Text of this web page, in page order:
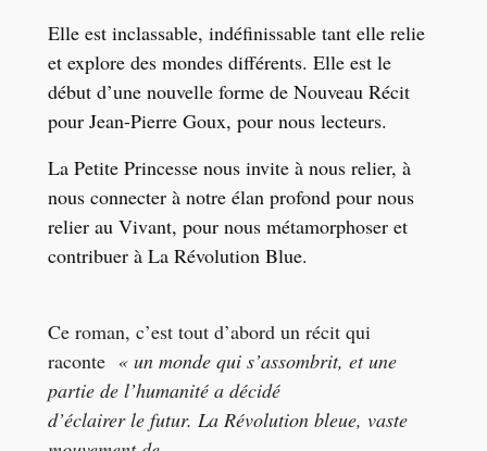
Elle est inclassable, indéfinissable tant elle relie
et explore des mondes différents. Elle est le
début d’une nouvelle forme de Nouveau Récit
pour Jean-Pierre Goux, pour nous lecteurs.
La Petite Princesse nous invite à nous relier, à
nous connecter à notre élan profond pour nous
relier au Vivant, pour nous métamorphoser et
contribuer à La Révolution Blue.
Ce roman, c’est tout d’abord un récit qui
raconte« un monde qui s’assombrit, et une
partie de l’humanité a décidé
d’éclairer le futur. La Révolution bleue, vaste